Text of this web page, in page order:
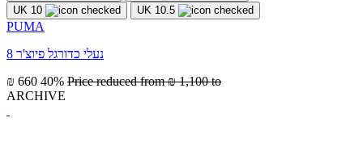
UK 10
UK 10.5
PUMA
נעלי כדורגל פיוצ'ר 8
₪ 660 40% Price reduced from₪ 1,100 to
ARCHIVE